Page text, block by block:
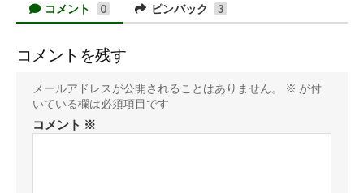
コメント 0 ピンバック 3
コメントを残す
メールアドレスが公開されることはありません。 ※ が付
いている欄は必須項目です
コメント ※